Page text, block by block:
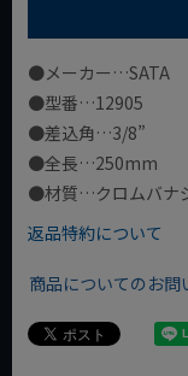
●メーカー…SATA
●型番…12905
●差込角…3/8”
●全長…250mm
●材質…クロムバナ
返品特約について
商品についてのお問